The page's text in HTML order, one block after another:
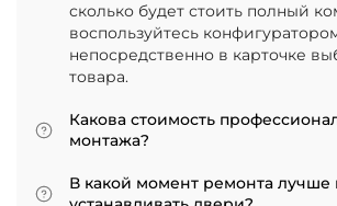
сколько будет стоить полный
воспользуйтесь
непосредственно в карточке
товара.
Какова стоимость
монтажа?
Итоговая сумма зависит от типа
двери и габаритов проема.
В какой момент ремонта лучше